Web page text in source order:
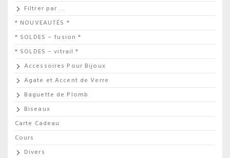
Filtrer par …
* NOUVEAUTÉS *
* SOLDES – fusion *
* SOLDES – vitrail *
Accessoires Pour Bijoux
Agate et Accent de Verre
Baguette de Plomb
Biseaux
Carte Cadeau
Cours
Divers